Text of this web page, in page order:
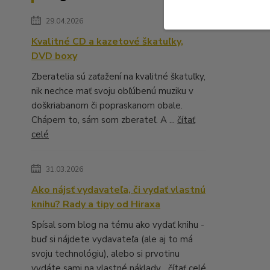
29.04.2026
Kvalitné CD a kazetové škatuľky,
DVD boxy
Zberatelia sú zaťažení na kvalitné škatuľky,
nik nechce mať svoju obľúbenú muziku v
doškriabanom či popraskanom obale.
Chápem to, sám som zberateľ. A ... čítať
celé
31.03.2026
Ako nájsť vydavateľa, či vydať vlastnú
knihu? Rady a tipy od Hiraxa
Spísal som blog na tému ako vydať knihu -
buď si nájdete vydavateľa (ale aj to má
svoju technológiu), alebo si prvotinu